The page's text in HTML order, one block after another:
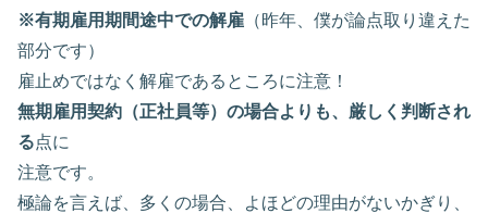
※有期雇用期間途中での解雇 （昨年、僕が論点取り違えた
部分です）
雇止めではなく解雇であるところに注意！
無期雇用契約（正社員等）の場合よりも、厳しく判断され
る点に
注意です。
極論を言えば、多くの場合、よほどの理由がないかぎり、